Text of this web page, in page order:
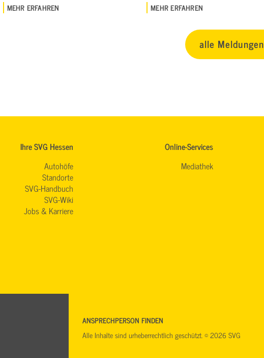
MEHR ERFAHREN MEHR ERFAHREN
alle Meldungen
Ihre SVG Hessen
Autohöfe
Standorte
SVG-Handbuch
SVG-Wiki
Jobs & Karriere
Online-Services
Mediathek
ANSPRECHPERSON FINDEN
Alle Inhalte sind urheberrechtlich geschützt. © 2026 SVG